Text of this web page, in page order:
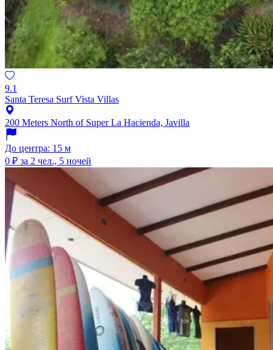
9.1
Santa Teresa Surf Vista Villas
200 Meters North of Super La Hacienda, Javilla
До центра: 15 м
0 ₽ за 2 чел., 5 ночей